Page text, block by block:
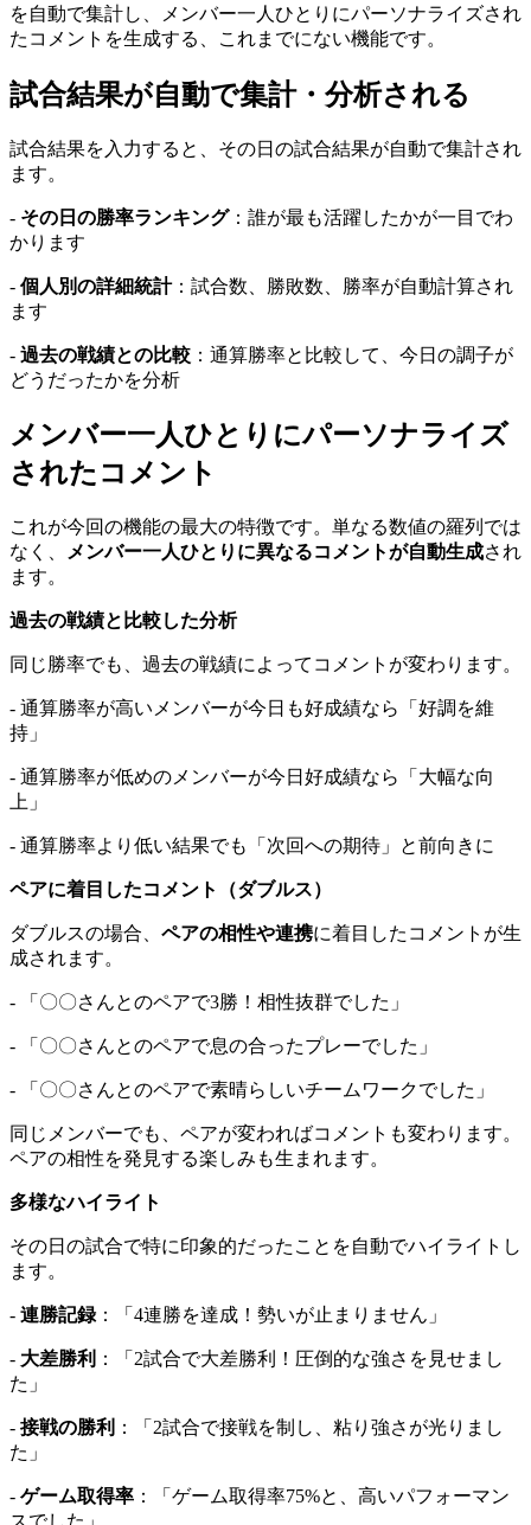
を自動で集計し、メンバー一人ひとりにパーソナライズされ
たコメントを生成する、これまでにない機能です。
試合結果が自動で集計・分析される
試合結果を入力すると、その日の試合結果が自動で集計され
ます。
- その日の勝率ランキング：誰が最も活躍したかが一目でわ
かります
- 個人別の詳細統計：試合数、勝敗数、勝率が自動計算され
ます
- 過去の戦績との比較 ：通算勝率と比較して、今日の調子が
どうだったかを分析
メンバー一人ひとりにパーソナライズ
されたコメント
これが今回の機能の最大の特徴です。単なる数値の羅列では
なく、
メンバー一人ひとりに異なるコメントが自動生成され
ます。
過去の戦績と比較した分析
同じ勝率でも、過去の戦績によってコメントが変わります。
- 通算勝率が高いメンバーが今日も好成績なら「好調を維
持」
- 通算勝率が低めのメンバーが今日好成績なら「大幅な向
上」
- 通算勝率より低い結果でも「次回への期待」と前向きに
ペアに着目したコメント（ダブルス）
ダブルスの場合、 ペアの相性や連携に着目したコメントが生
成されます。
- 「〇〇さんとのペアで3勝！相性抜群でした」
- 「〇〇さんとのペアで息の合ったプレーでした」
- 「〇〇さんとのペアで素晴らしいチームワークでした」
同じメンバーでも、ペアが変わればコメントも変わります。
ペアの相性を発見する楽しみも生まれます。
多様なハイライト
その日の試合で特に印象的だったことを自動でハイライトし
ます。
- 連勝記録：「4連勝を達成！勢いが止まりません」
- 大差勝利 ：「2試合で大差勝利！圧倒的な強さを見せまし
た」
- 接戦の勝利 ：「2試合で接戦を制し、粘り強さが光りまし
た」
- ゲーム取得率 ：「ゲーム取得率75%と、高いパフォーマン